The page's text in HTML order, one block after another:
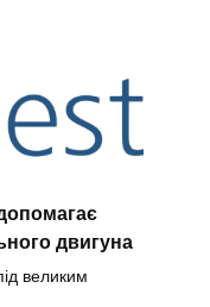
двигуна
великим